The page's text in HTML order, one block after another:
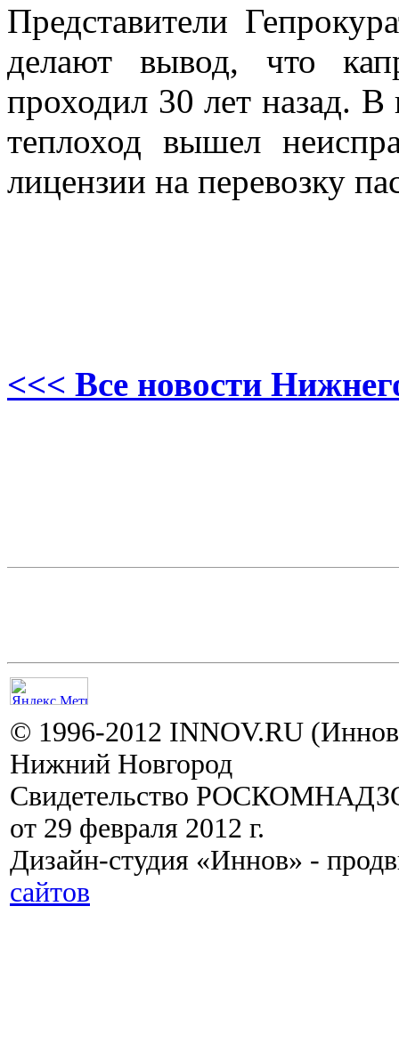
Представители
делают вывод, что
проходил 30 лет назад. В
теплоход вышел
лицензии на перевозку
<<< Все новости
© 1996-2012 INNOV.RU
Нижний Новгород
Свидетельство
от 29 февраля 2012 г.
Дизайн-студия «Иннов» -
сайтов